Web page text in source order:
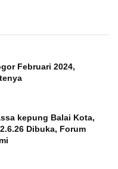
Februari 2024,
kepung Balai Kota,
Dibuka, Forum